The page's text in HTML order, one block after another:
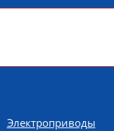
Электроприводы